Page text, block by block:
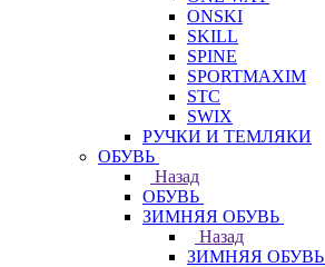
ONSKI
SKILL
SPINE
SPORTMAXIM
STC
SWIX
РУЧКИ И ТЕМЛЯКИ
ОБУВЬ
Назад
ОБУВЬ
ЗИМНЯЯ ОБУВЬ
Назад
ЗИМНЯЯ ОБУВЬ